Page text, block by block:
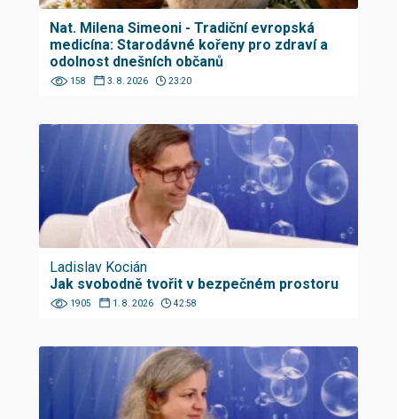
Nat. Milena Simeoni - Tradiční evropská
medicína: Starodávné kořeny pro zdraví a
odolnost dnešních občanů
158 3. 8. 2026 23:20
Ladislav Kocián
Jak svobodně tvořit v bezpečném prostoru
1905 1. 8. 2026 42:58